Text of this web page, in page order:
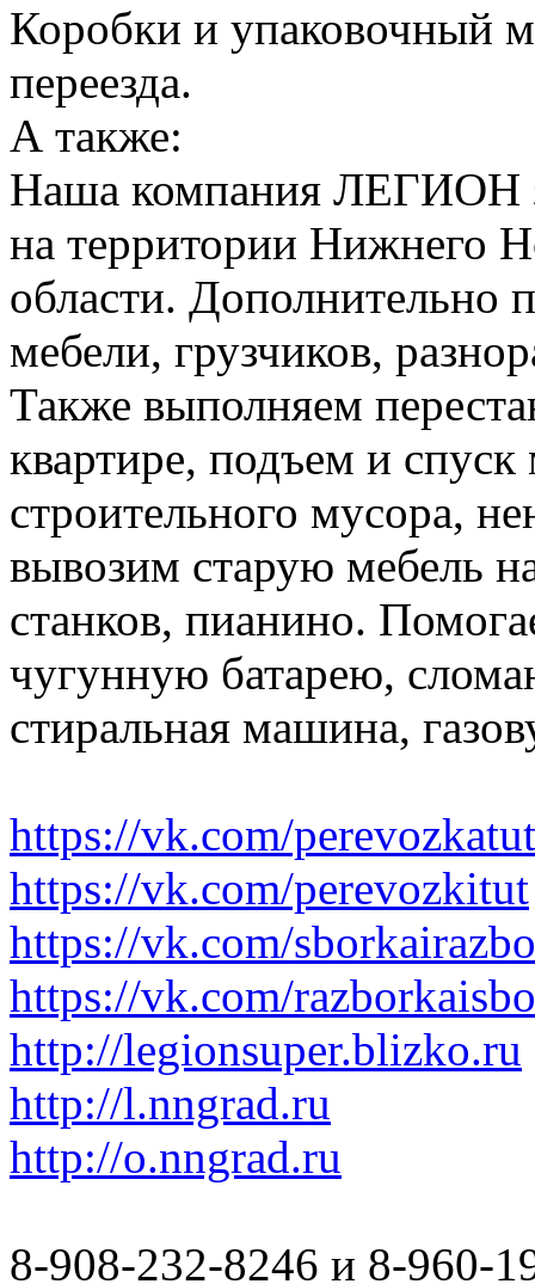
Коробки и упаковочный
переезда.
А также:
Наша компания ЛЕГИОН
на территории Нижнего
области. Дополнительно
мебели, грузчиков,
Также выполняем
квартире, подъем и спуск
строительного мусора,
вывозим старую мебель
станков, пианино.
чугунную батарею,
стиральная машина,
https://vk.com/perevozkatut
https://vk.com/perevozkitut
https://vk.com/
https://vk.com/
http://legionsuper.blizko.ru
http://l.nngrad.ru
http://o.nngrad.ru
8-908-232-8246 и 8-960-